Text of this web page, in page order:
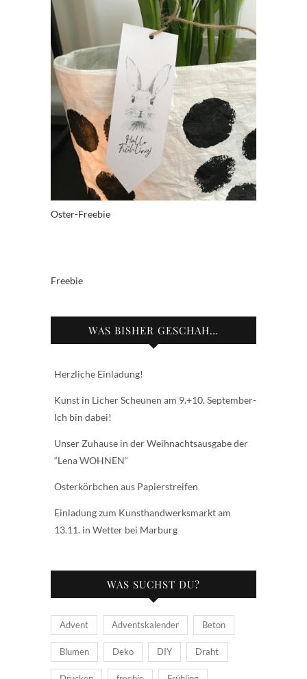
Oster-Freebie
Freebie
WAS BISHER GESCHAH…
Herzliche Einladung!
Kunst in Licher Scheunen am 9.+10. September-
Ich bin dabei!
Unser Zuhause in der Weihnachtsausgabe der
“Lena WOHNEN“
Osterkörbchen aus Papierstreifen
Einladung zum Kunsthandwerksmarkt am
13.11. in Wetter bei Marburg
WAS SUCHST DU?
Advent Adventskalender Beton
Blumen Deko DIY Draht